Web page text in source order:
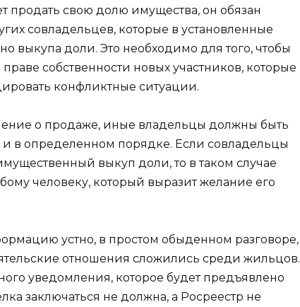
продать свою долю имущества, он обязан
совладельцев, которые в установленные
выкупа доли. Это необходимо для того, чтобы
собственности новых участников, которые
конфликтные ситуации.
о продаже, иные владельцы должны быть
в определенном порядке. Если совладельцы
выкуп доли, то в таком случае
человеку, который выразит желание его
устно, в простом обыденном разговоре,
отношения сложились среди жильцов.
уведомления, которое будет предъявлено
заключаться не должна, а Росреестр не